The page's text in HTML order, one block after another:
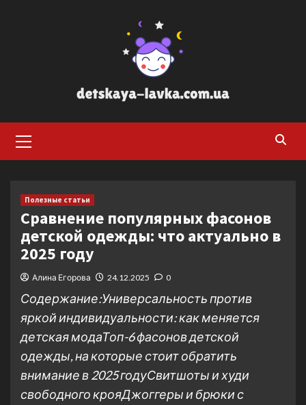
меню
Полезные статьи
Сравнение популярных фасонов
детской одежды: что актуально в
2025 году
Алина Егорова 24.12.2025 0
Содержание:Универсальность против
яркой индивидуальности: как меняется
детская модаТоп-6 фасонов детской
одежды, на которые стоит обратить
внимание в 2025 годуСвитшоты и худи
свободного крояДжоггеры и брюки с